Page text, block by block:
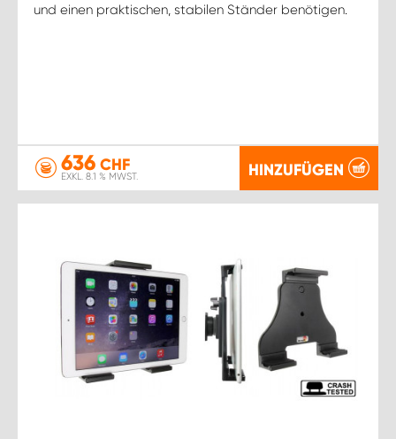
und einen praktischen, stabilen Ständer benötigen.
636 CHF
EXKL. 8.1 % MWST. HINZUFÜGEN